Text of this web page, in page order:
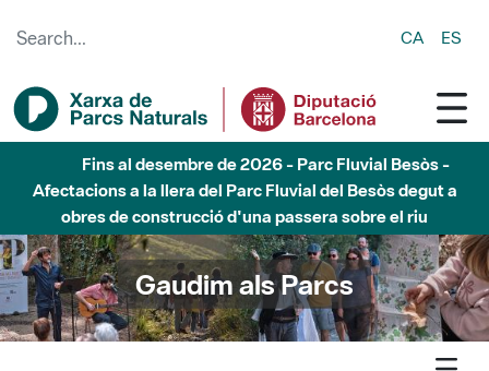
CA ES
Fins al desembre de 2026 - Parc Fluvial Besòs -
Afectacions a la llera del Parc Fluvial del Besòs degut a
obres de construcció d'una passera sobre el riu
Gaudim als Parcs